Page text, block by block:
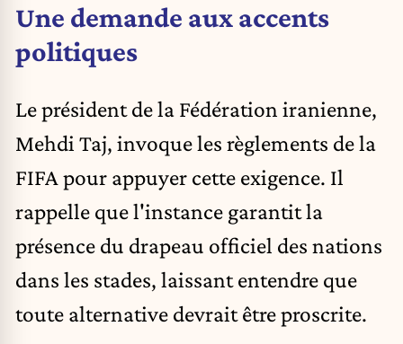
Une demande aux accents
politiques
Le président de la Fédération iranienne,
Mehdi Taj, invoque les règlements de la
FIFA pour appuyer cette exigence. Il
rappelle que l'instance garantit la
présence du drapeau officiel des nations
dans les stades, laissant entendre que
toute alternative devrait être proscrite.